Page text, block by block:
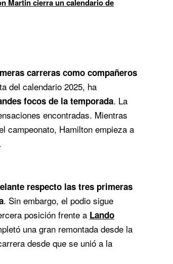
Martin cierra un calendario de
carreras como compañeros
del calendario 2025, ha
focos de la temporada. La
encontradas. Mientras
campeonato, Hamilton empieza a
respecto las tres primeras
. Sin embargo, el podio sigue
posición frente a Lando
una gran remontada desde la
desde que se unió a la